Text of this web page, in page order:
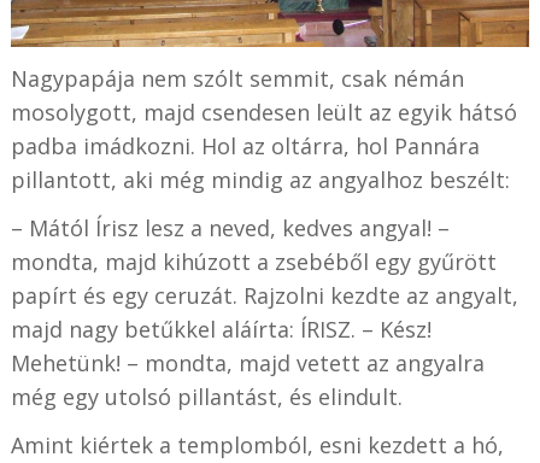
Nagypapája nem szólt semmit, csak némán
mosolygott, majd csendesen leült az egyik hátsó
padba imádkozni. Hol az oltárra, hol Pannára
pillantott, aki még mindig az angyalhoz beszélt:
– Mától Írisz lesz a neved, kedves angyal! –
mondta, majd kihúzott a zsebéből egy gyűrött
papírt és egy ceruzát. Rajzolni kezdte az angyalt,
majd nagy betűkkel aláírta: ÍRISZ. – Kész!
Mehetünk! – mondta, majd vetett az angyalra
még egy utolsó pillantást, és elindult.
Amint kiértek a templomból, esni kezdett a hó,